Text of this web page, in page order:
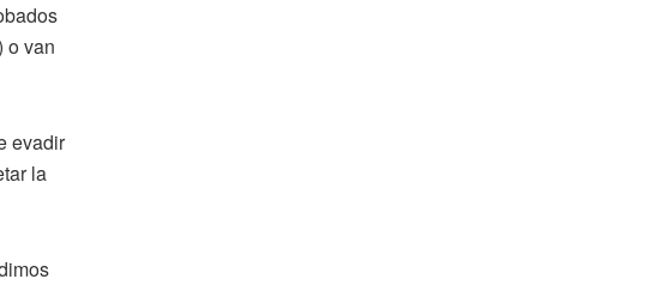
o van
evadir
la